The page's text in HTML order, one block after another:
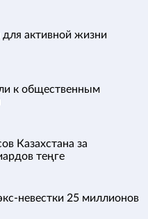
для активной жизни
к общественным
Казахстана за
теңге
невестки 25 миллионов